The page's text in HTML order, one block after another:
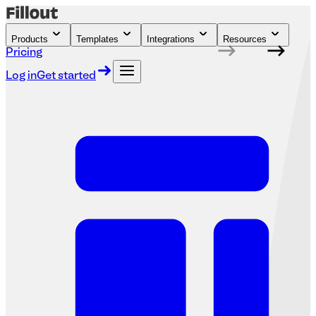
Products Templates Integrations Resources
Pricing
Log inGet started